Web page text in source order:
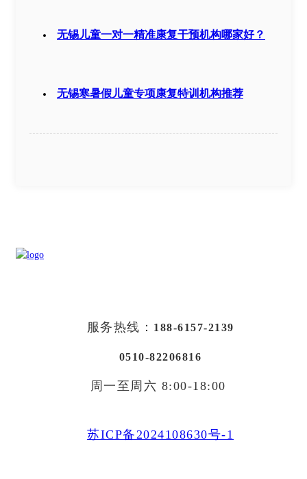
无锡儿童一对一精准康复干预机构哪家好？
无锡寒暑假儿童专项康复特训机构推荐
服务热线： 188-6157-2139
0510-82206816
周一至周六 8:00-18:00
苏ICP备2024108630号-1